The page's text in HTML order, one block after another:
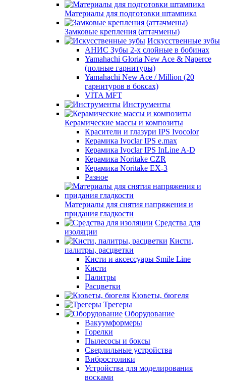
Материалы для подготовки штампика
Замковые крепления (аттачмены)
Искусственные зубы
АНИС Зубы 2-х слойные в бобинах
Yamahachi Gloria New Ace & Naperce
(полные гарнитуры)
Yamahachi New Ace / Million (20
гарнитуров в боксах)
VITA MFT
Инструменты
Керамические массы и композиты
Красители и глазури IPS Ivocolor
Керамика Ivoclar IPS e.max
Керамика Ivoclar IPS InLine A-D
Керамика Noritake CZR
Керамика Noritake EX-3
Разное
Материалы для снятия напряжения и
придания гладкости
Средства для
изоляции
Кисти,
палитры, расцветки
Кисти и аксессуары Smile Line
Кисти
Палитры
Расцветки
Кюветы, бюгеля
Трегеры
Оборудование
Вакуумформеры
Горелки
Пылесосы и боксы
Сверлильные устройства
Вибростолики
Устройства для моделирования
восками